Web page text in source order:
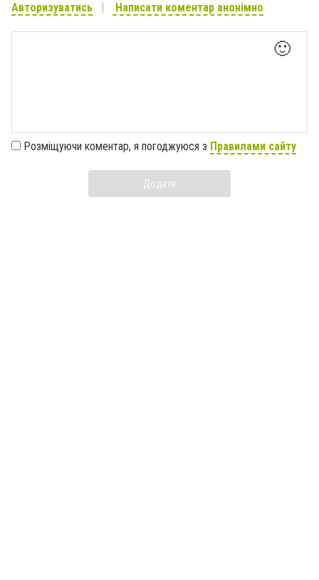
Авторизуватись Написати коментар анонімно
🙂
Розміщуючи коментар, я погоджуюся з Правилами сайту
Додати